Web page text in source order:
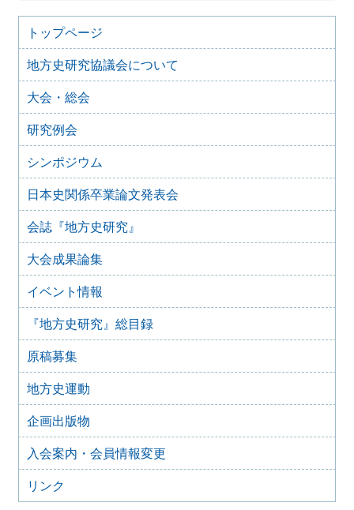
2025年8月10日
「原稿募集」を変更致しました
2025年6月9日
『地方史研究』435号 第75巻第3号 2025年6月
2025年4月9日
『地方史研究』434号 第75巻第2号 2025年4月
2025年2月10日
『地方史研究』433号 第75巻第1号 2025年2月
『地方史研究』432号 第74巻第6号 2024年12月
2024年11月21日
『地方史研究』431号 第74巻第5号 2024年10月
2024年11月20日
『地方史研究』430号 第74巻第4号 2024年8月
2024年6月4日
『地方史研究』429号 第75巻第3号 2024年6月
2024年6月4日
『地方史研究』428号 第74巻第2号 2024年4月
2024年6月4日
『地方史研究』427号 第74巻第1号 2024年2月
『地方史研究』426号 第73巻第6号 2023年12月
2023年12月24日
『地方史研究』425号 第73巻第5号 2023年10月
2023年8月15日
『地方史研究』424号 第73巻第4号 2023年8月
トップページ
地方史研究協議会について
大会・総会
研究例会
シンポジウム
日本史関係卒業論文発表会
会誌『地方史研究』
大会成果論集
イベント情報
『地方史研究』総目録
原稿募集
地方史運動
企画出版物
入会案内・会員情報変更
リンク